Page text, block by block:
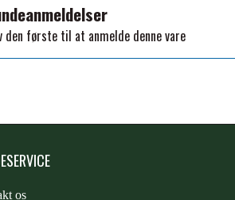
PREMIER EQUINE INSEKTBESKYTTELSE
den første til at anmelde denne vare
os